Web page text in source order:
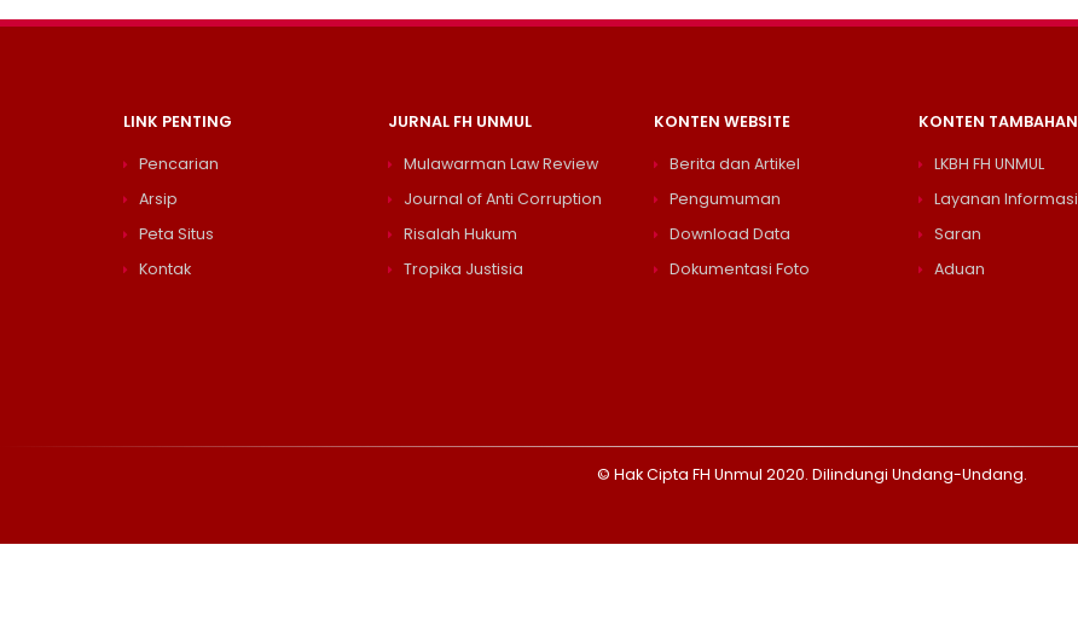
LINK PENTING
Pencarian
Arsip
Peta Situs
Kontak
JURNAL FH UNMUL
Mulawarman Law Review
Journal of Anti Corruption
Risalah Hukum
Tropika Justisia
KONTEN WEBSITE
Berita dan Artikel
Pengumuman
Download Data
Dokumentasi Foto
KONTEN TAMBAHAN
LKBH FH UNMUL
Layanan Informasi
Saran
Aduan
© Hak Cipta FH Unmul 2020. Dilindungi Undang-Undang.